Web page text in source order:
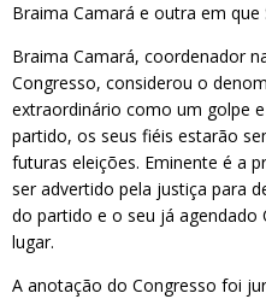
Braima Camará e outra em
Braima Camará, coordenador
Congresso, considerou o
extraordinário como um golpe
partido, os seus fiéis estarão
futuras eleições. Eminente é a
ser advertido pela justiça para
do partido e o seu já
lugar.
A anotação do Congresso foi